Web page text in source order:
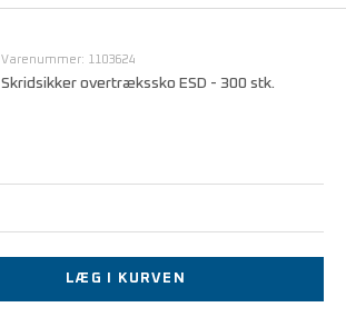
Varenummer: 1103624
Skridsikker overtrækssko ESD - 300 stk.
LÆG I KURVEN